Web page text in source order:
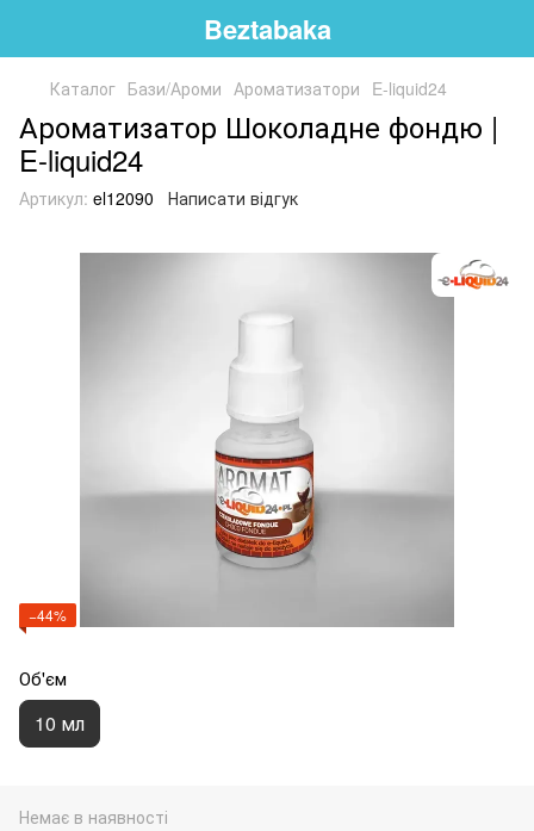
Beztabaka
Каталог Бази/Ароми Ароматизатори E-liquid24
Ароматизатор Шоколадне фондю |
E-liquid24
Артикул: el12090 Написати відгук
−44%
Об'єм
10 мл
Немає в наявності